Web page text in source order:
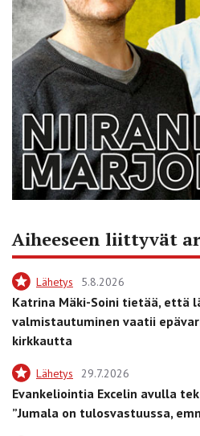
Aiheeseen liittyvät
Lähetys 5.8.2026
Katrina Mäki-Soini tietää, että
valmistautuminen vaatii
kirkkautta
Lähetys 29.7.2026
Evankeliointia Excelin avulla
”Jumala on tulosvastuussa,